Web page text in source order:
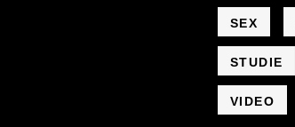
SEX
STUDIE
VIDEO